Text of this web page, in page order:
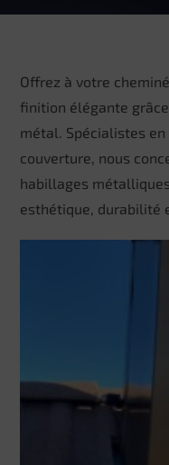
Offrez à votre
finition élégante
métal. Spécialistes
couverture, nous
habillages
esthétique, durabilité